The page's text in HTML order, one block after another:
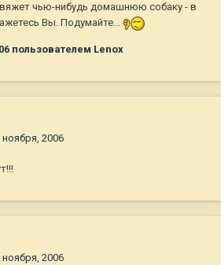
чью-нибудь домашнюю собаку - в
Вы. Подумайте...
пользователем Lenox
ноября, 2006
ноября, 2006